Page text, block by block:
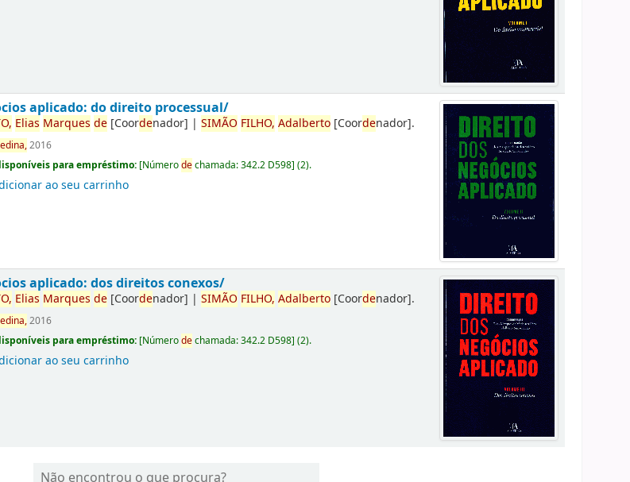
aplicado: do direito processual/
Elias Marques de [Coordenador] |SIMÃO FILHO, Adalberto [Coordenador].
2016
para empréstimo: [Númerodechamada:342.2 D598](2).
ao seu carrinho
aplicado: dos direitos conexos/
Elias Marques de [Coordenador] |SIMÃO FILHO, Adalberto [Coordenador].
2016
para empréstimo: [Númerodechamada:342.2 D598](2).
ao seu carrinho